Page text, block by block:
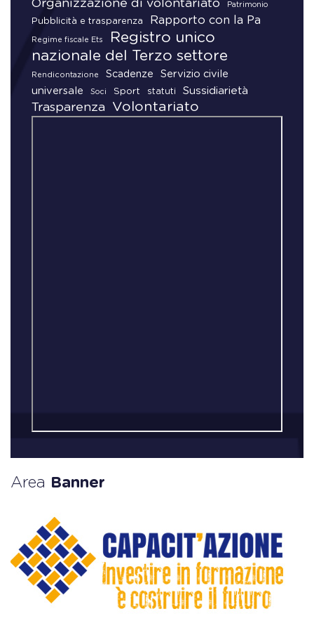
Organizzazione di volontariato Patrimonio
Pubblicità e trasparenza Rapporto con la Pa
Regime fiscale Ets
Registro unico
nazionale del Terzo settore
Rendicontazione Scadenze
Servizio civile
universale
Soci Sport statuti Sussidiarietà
Trasparenza Volontariato
Area Banner